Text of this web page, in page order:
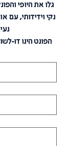
גלו את היופי
נקי וידידותי, עם
הפונט הינו דו-